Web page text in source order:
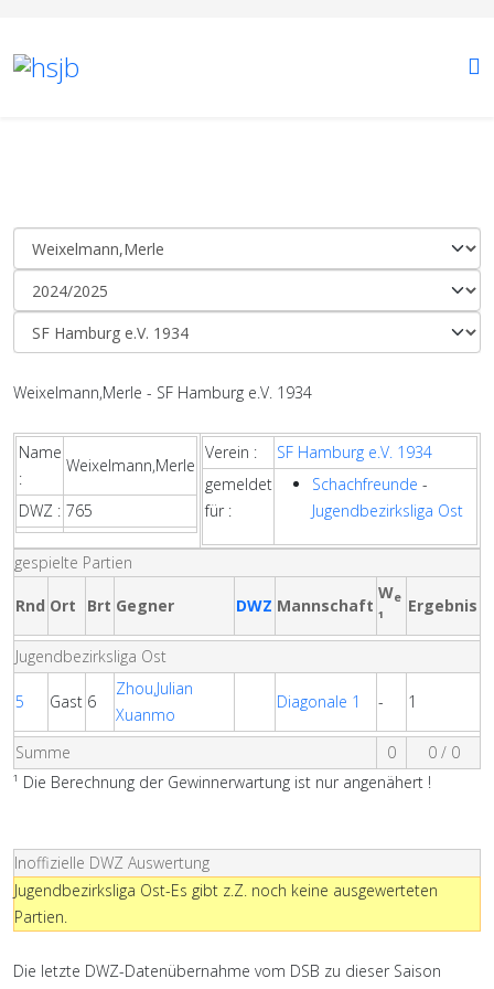
Weixelmann,Merle - SF Hamburg e.V. 1934
Name
:
Weixelmann,Merle
DWZ : 765
Verein :
SF Hamburg e.V. 1934
gemeldet
für :
Schachfreunde -
Jugendbezirksliga Ost
gespielte Partien
Rnd Ort Brt Gegner DWZ Mannschaft
We
¹
Ergebnis
Jugendbezirksliga Ost
5 Gast 6
Zhou,Julian
Xuanmo
Diagonale 1 - 1
Summe 0
0 / 0
¹ Die Berechnung der Gewinnerwartung ist nur angenähert !
Inoffizielle DWZ Auswertung
Jugendbezirksliga Ost-Es gibt z.Z. noch keine ausgewerteten
Partien.
Die letzte DWZ-Datenübernahme vom DSB zu dieser Saison